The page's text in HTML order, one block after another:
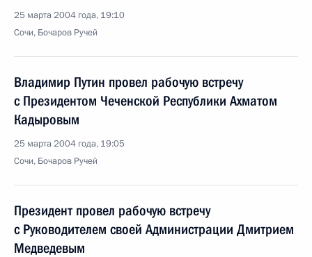
25 марта 2004 года, 19:10
Сочи, Бочаров Ручей
Владимир Путин провел рабочую встречу
с Президентом Чеченской Республики Ахматом
Кадыровым
25 марта 2004 года, 19:05
Сочи, Бочаров Ручей
Президент провел рабочую встречу
с Руководителем своей Администрации Дмитрием
Медведевым